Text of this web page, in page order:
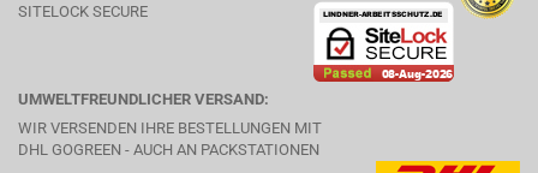
SITELOCK SECURE
UMWELTFREUNDLICHER VERSAND:
WIR VERSENDEN IHRE BESTELLUNGEN MIT
DHL GOGREEN - AUCH AN PACKSTATIONEN